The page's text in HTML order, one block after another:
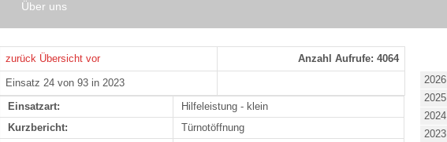
Über uns
zurück Übersicht vor Anzahl Aufrufe: 4064
Einsatz 24 von 93 in 2023
Einsatzart:
Hilfeleistung - klein
Kurzbericht:
Türnotöffnung
2026
2025
2024
2023